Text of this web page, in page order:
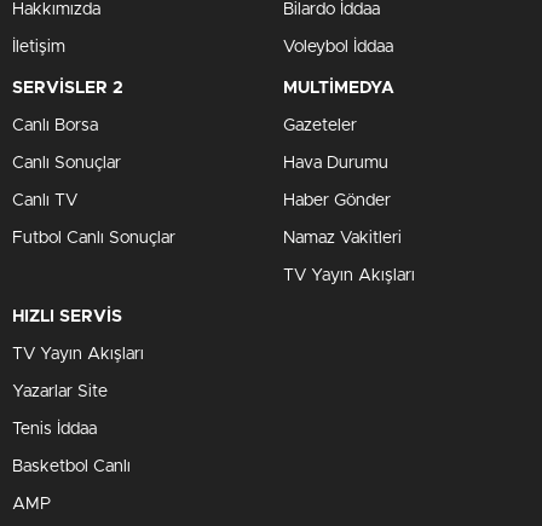
Hakkımızda
İletişim
Bilardo İddaa
Voleybol İddaa
SERVİSLER 2
Canlı Borsa
Canlı Sonuçlar
Canlı TV
Futbol Canlı Sonuçlar
MULTİMEDYA
Gazeteler
Hava Durumu
Haber Gönder
Namaz Vakitleri
TV Yayın Akışları
HIZLI SERVİS
TV Yayın Akışları
Yazarlar Site
Tenis İddaa
Basketbol Canlı
AMP